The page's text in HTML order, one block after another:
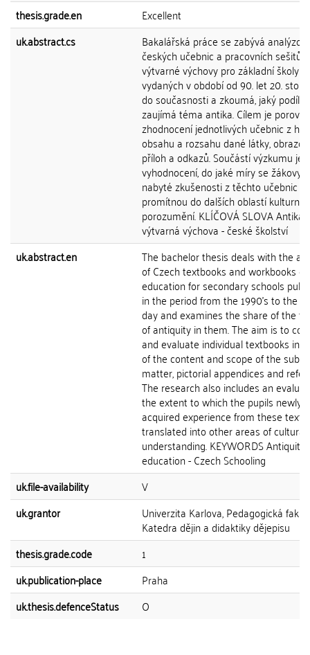
thesis.grade.en
Excellent
uk.abstract.cs
Bakalářská práce se zabývá analýzou
českých učebnic a pracovních sešitů
výtvarné výchovy pro základní školy
vydaných v období od 90. let 20.
do současnosti a zkoumá, jaký podíl
zaujímá téma antika. Cílem je
zhodnocení jednotlivých učebnic z
obsahu a rozsahu dané látky,
příloh a odkazů. Součástí výzkumu je i
vyhodnocení, do jaké míry se žákovy
nabyté zkušenosti z těchto učebnic
promítnou do dalších oblastí
porozumění. KLÍČOVÁ SLOVA Antika -
výtvarná výchova - české školství
uk.abstract.en
The bachelor thesis deals with the
of Czech textbooks and workbooks
education for secondary schools
in the period from the 1990's to the
day and examines the share of the
of antiquity in them. The aim is to
and evaluate individual textbooks in
of the content and scope of the
matter, pictorial appendices and
The research also includes an
the extent to which the pupils newly
acquired experience from these
translated into other areas of cultural
understanding. KEYWORDS Antiquity
education - Czech Schooling
uk.file-availability
V
uk.grantor
Univerzita Karlova, Pedagogická
Katedra dějin a didaktiky dějepisu
thesis.grade.code
1
uk.publication-place
Praha
uk.thesis.defenceStatus
O